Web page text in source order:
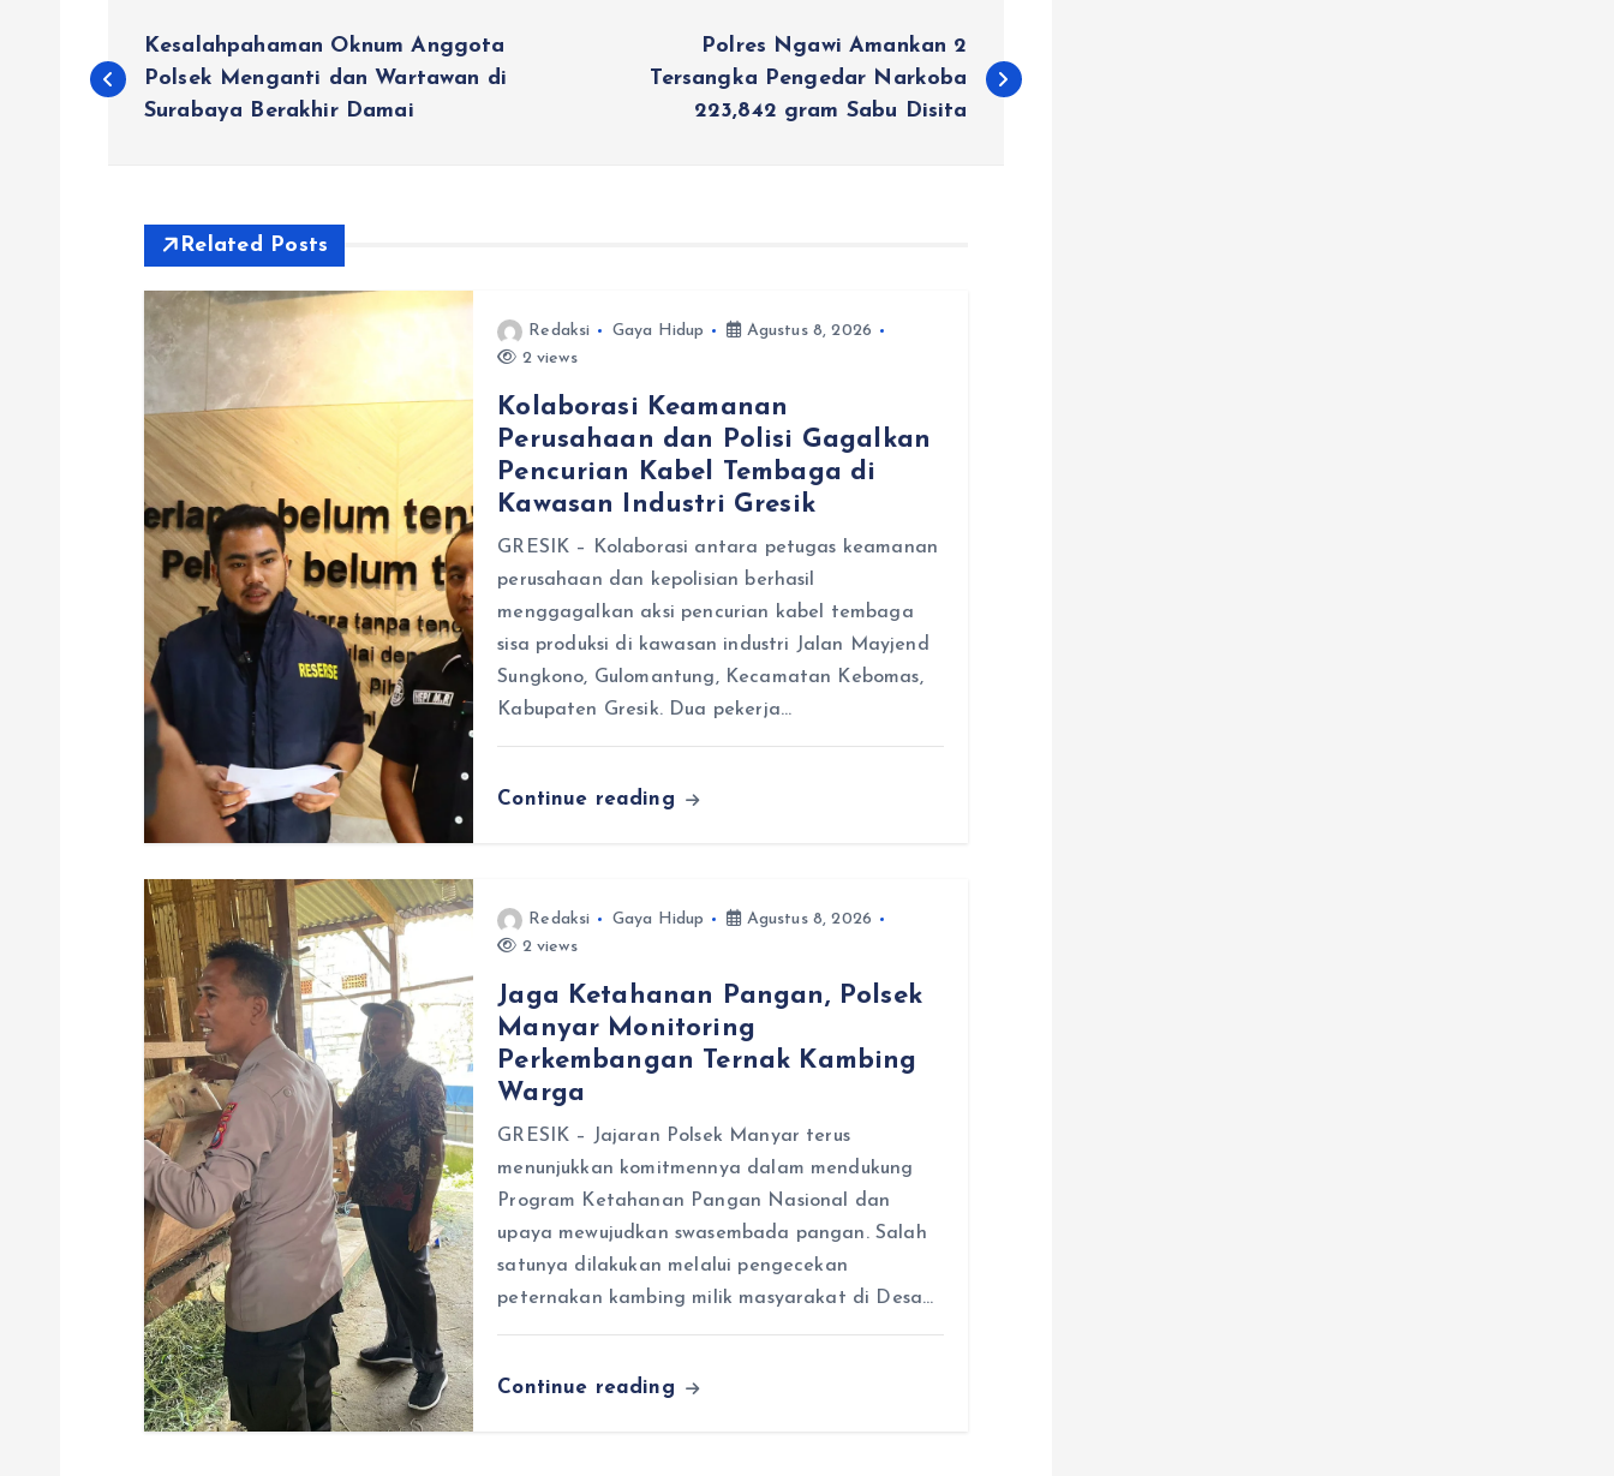
a
Kesalahpahaman Oknum Anggota
Polsek Menganti dan Wartawan di
Surabaya Berakhir Damai
Polres Ngawi Amankan 2
Tersangka Pengedar Narkoba
223,842 gram Sabu Disita
Related Posts
Redaksi Gaya Hidup
Agustus 8, 2026
2 views
Kolaborasi Keamanan
Perusahaan dan Polisi Gagalkan
Pencurian Kabel Tembaga di
Kawasan Industri Gresik
GRESIK – Kolaborasi antara petugas keamanan
perusahaan dan kepolisian berhasil
menggagalkan aksi pencurian kabel tembaga
sisa produksi di kawasan industri Jalan Mayjend
Sungkono, Gulomantung, Kecamatan Kebomas,
Kabupaten Gresik. Dua pekerja…
Continue reading
Redaksi Gaya Hidup
Agustus 8, 2026
2 views
Jaga Ketahanan Pangan, Polsek
Manyar Monitoring
Perkembangan Ternak Kambing
Warga
GRESIK – Jajaran Polsek Manyar terus
menunjukkan komitmennya dalam mendukung
Program Ketahanan Pangan Nasional dan
upaya mewujudkan swasembada pangan. Salah
satunya dilakukan melalui pengecekan
peternakan kambing milik masyarakat di Desa…
Continue reading